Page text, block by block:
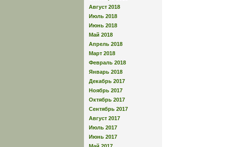
Август 2018
Июль 2018
Июнь 2018
Май 2018
Апрель 2018
Март 2018
Февраль 2018
Январь 2018
Декабрь 2017
Ноябрь 2017
Октябрь 2017
Сентябрь 2017
Август 2017
Июль 2017
Июнь 2017
Май 2017